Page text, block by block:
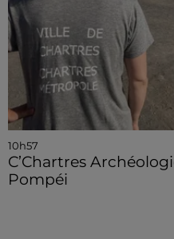
10h57
C’Chartres
Pompéi